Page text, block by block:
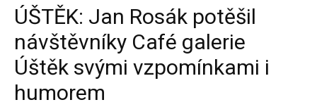
ÚŠTĚK: Jan Rosák potěšil
návštěvníky Café galerie
Úštěk svými vzpomínkami i
humorem